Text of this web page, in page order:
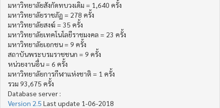
มหาวิทยาลัยสังกัดทบวงเดิม = 1,640 ครั้ง
มหาวิทยาลัยราชภัฏ = 278 ครั้ง
มหาวิทยาลัยสงฆ์ = 35 ครั้ง
มหาวิทยาลัยเทคโนโลยีราชมงคล = 23 ครั้ง
มหาวิทยาลัยเอกชน = 9 ครั้ง
สถาบันพระบรมราชชนก = 9 ครั้ง
หน่วยงานอื่น = 6 ครั้ง
มหาวิทยาลัยการกีฬาแห่งชาติ = 1 ครั้ง
รวม 93,675 ครั้ง
Database server :
Version 2.5 Last update 1-06-2018